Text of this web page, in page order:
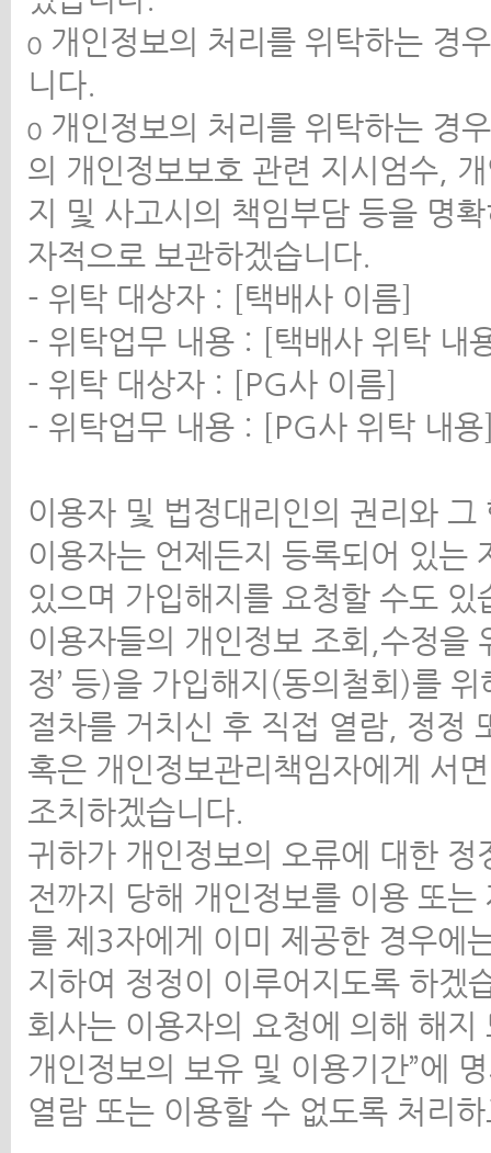
ο 개인정보의 처리를 위탁하는 경
니다.
ο 개인정보의 처리를 위탁하는 경
의 개인정보보호 관련 지시엄수,
지 및 사고시의 책임부담 등을 명
자적으로 보관하겠습니다.
- 위탁 대상자 : [택배사 이름]
- 위탁업무 내용 : [택배사 위탁 내
- 위탁 대상자 : [PG사 이름]
- 위탁업무 내용 : [PG사 위탁 내
이용자 및 법정대리인의 권리와 그
이용자는 언제든지 등록되어 있는
있으며 가입해지를 요청할 수도
이용자들의 개인정보 조회,수정을
정’ 등)을 가입해지(동의철회)를
절차를 거치신 후 직접 열람, 정정
혹은 개인정보관리책임자에게 서
조치하겠습니다.
귀하가 개인정보의 오류에 대한
전까지 당해 개인정보를 이용 또
를 제3자에게 이미 제공한 경우에
지하여 정정이 이루어지도록 하겠
회사는 이용자의 요청에 의해 해
개인정보의 보유 및 이용기간”에
열람 또는 이용할 수 없도록 처리